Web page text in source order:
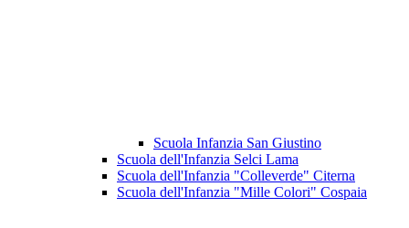
Scuola Infanzia San Giustino
Scuola dell'Infanzia Selci Lama
Scuola dell'Infanzia "Colleverde" Citerna
Scuola dell'Infanzia "Mille Colori" Cospaia